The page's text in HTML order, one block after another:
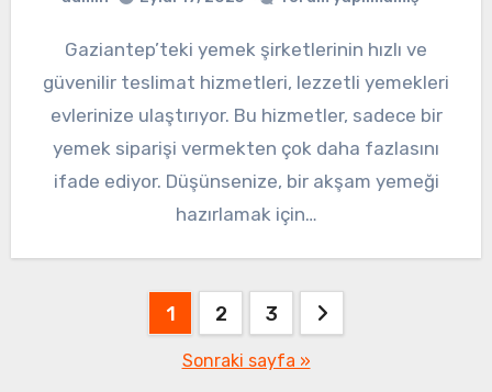
Gaziantep’teki yemek şirketlerinin hızlı ve
güvenilir teslimat hizmetleri, lezzetli yemekleri
evlerinize ulaştırıyor. Bu hizmetler, sadece bir
yemek siparişi vermekten çok daha fazlasını
ifade ediyor. Düşünsenize, bir akşam yemeği
hazırlamak için…
sayfalaması
1 2 3
Sonraki sayfa »